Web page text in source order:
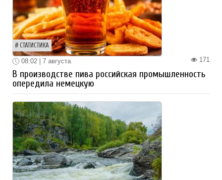
СТАТИСТИКА
171
08:02 | 7 августа
В производстве пива российская промышленность
опередила немецкую